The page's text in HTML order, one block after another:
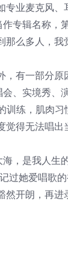
业麦克风
专辑名称，
么多人，
有一部分原
、实境秀、
训练，肌肉
得无法唱
，是我人生
过她爱唱歌
开朗，再